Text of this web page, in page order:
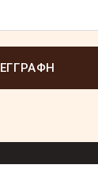
ΕΓΓΡΑΦΗ